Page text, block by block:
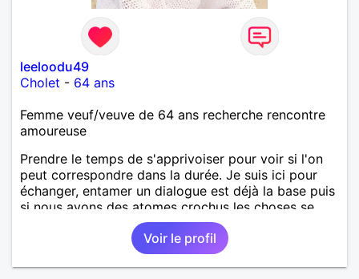
leeloodu49
Cholet - 64 ans
Femme veuf/veuve de 64 ans recherche rencontre
amoureuse
Prendre le temps de s'apprivoiser pour voir si l'on
peut correspondre dans la durée. Je suis ici pour
échanger, entamer un dialogue est déjà la base puis
si nous avons des atomes crochus les choses se
mettrons en place petit à petit normalement.
Voir le profil